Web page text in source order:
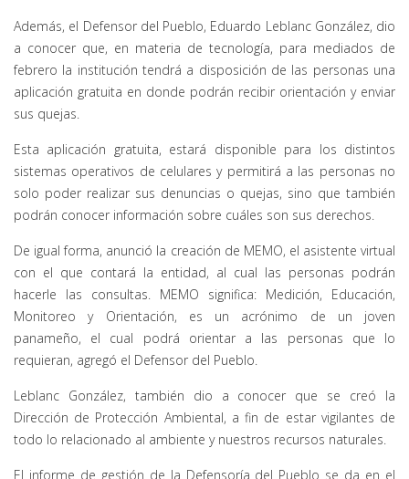
Además, el Defensor del Pueblo, Eduardo Leblanc González, dio
a conocer que, en materia de tecnología, para mediados de
febrero la institución tendrá a disposición de las personas una
aplicación gratuita en donde podrán recibir orientación y enviar
sus quejas.
Esta aplicación gratuita, estará disponible para los distintos
sistemas operativos de celulares y permitirá a las personas no
solo poder realizar sus denuncias o quejas, sino que también
podrán conocer información sobre cuáles son sus derechos.
De igual forma, anunció la creación de MEMO, el asistente virtual
con el que contará la entidad, al cual las personas podrán
hacerle las consultas. MEMO significa: Medición, Educación,
Monitoreo y Orientación, es un acrónimo de un joven
panameño, el cual podrá orientar a las personas que lo
requieran, agregó el Defensor del Pueblo.
Leblanc González, también dio a conocer que se creó la
Dirección de Protección Ambiental, a fin de estar vigilantes de
todo lo relacionado al ambiente y nuestros recursos naturales.
El informe de gestión de la Defensoría del Pueblo se da en el